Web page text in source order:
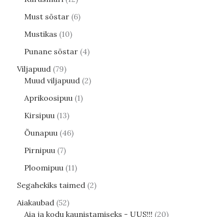
Must sõstar 6
Mustikas 10
Punane sõstar 4
Viljapuud 79
Muud viljapuud 2
Aprikoosipuu 1
Kirsipuu 13
Õunapuu 46
Pirnipuu 7
Ploomipuu 11
Segahekiks taimed 2
Aiakaubad 52
Aia ja kodu kaunistamiseks - UUS!!! 20